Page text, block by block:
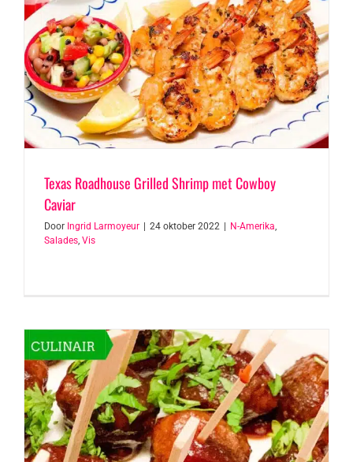
Texas Roadhouse Grilled Shrimp met Cowboy
Caviar
Door Ingrid Larmoyeur 24 oktober 2022 N-Amerika,
Salades, Vis